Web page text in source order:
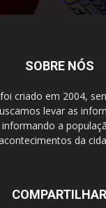
SOBRE NÓS
criado em 2004,
levar as
a
da
COMPARTILHAR